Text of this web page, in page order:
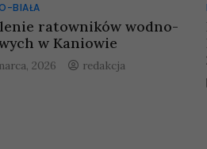
BIAŁA
ratowników wodno-
w Kaniowie
2026 redakcja